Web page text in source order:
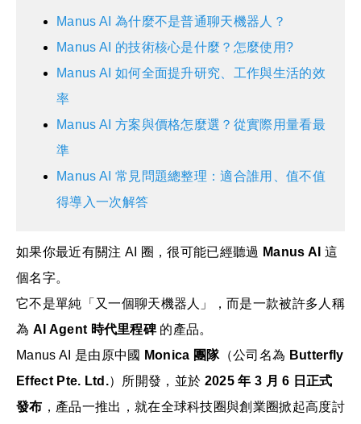
Manus AI 為什麼不是普通聊天機器人？
Manus AI 的技術核心是什麼？怎麼使用?
Manus AI 如何全面提升研究、工作與生活的效
率
Manus AI 方案與價格怎麼選？從實際用量看最
準
Manus AI 常見問題總整理：適合誰用、值不值
得導入一次解答
如果你最近有關注 AI 圈，很可能已經聽過 Manus AI 這
個名字。
它不是單純「又一個聊天機器人」，而是一款被許多人稱
為 AI Agent 時代里程碑的產品。
Manus AI 是由原中國 Monica 團隊（公司名為 Butterfly
Effect Pte. Ltd.）所開發，並於 2025 年 3 月 6 日正式
發布 ，產品一推出，就在全球科技圈與創業圈掀起高度討